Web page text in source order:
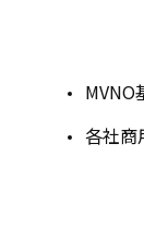
MVNO
各社商